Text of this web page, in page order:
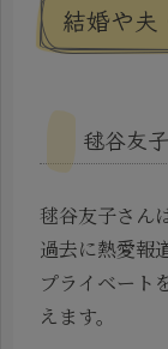
結婚や夫
毬谷友
毬谷友子さん
過去に熱愛報
プライベート
えます。